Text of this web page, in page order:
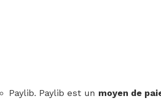
Paylib. Paylib est un moyen de